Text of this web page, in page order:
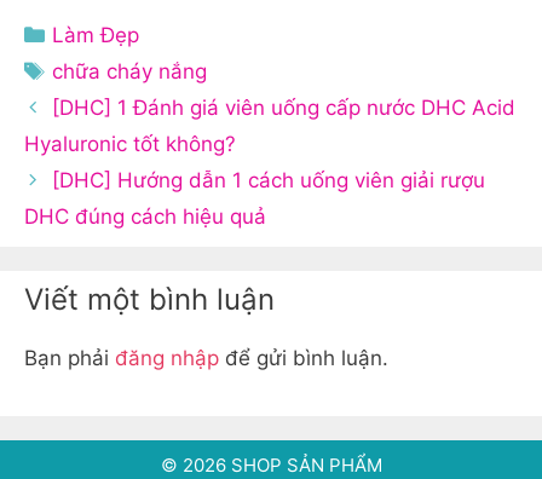
Danh
mục
Làm Đẹp
Thẻ
chữa cháy nắng
[DHC] 1 Đánh giá viên uống cấp nước DHC Acid
Hyaluronic tốt không?
[DHC] Hướng dẫn 1 cách uống viên giải rượu
DHC đúng cách hiệu quả
Viết một bình luận
Bạn phải đăng nhập để gửi bình luận.
© 2026 SHOP SẢN PHẨM